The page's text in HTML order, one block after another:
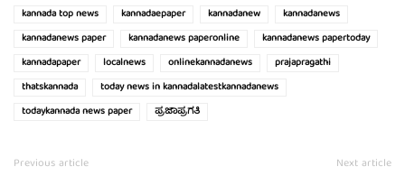
kannada top news
kannadaepaper kannadanew
kannadanews
kannadanews paper
kannadanews paperonline
kannadanews papertoday
kannadapaper
localnews onlinekannadanews
prajapragathi
thatskannada
today news in kannadalatestkannadanews
todaykannada news paper
ಪ್ರಜಾಪ್ರಗತಿ
Previous article Next article